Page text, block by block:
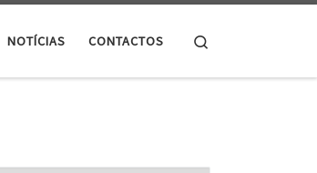
NOTÍCIAS CONTACTOS